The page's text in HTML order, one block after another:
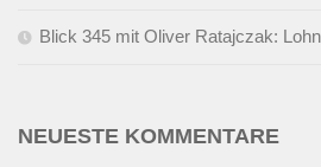
Blick 345 mit Oliver Ratajczak:
NEUESTE KOMMENTARE